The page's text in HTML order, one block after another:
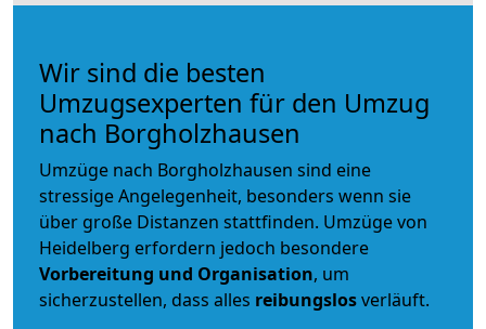
Wir sind die besten
Umzugsexperten für den Umzug
nach Borgholzhausen
Umzüge nach Borgholzhausen sind eine
stressige Angelegenheit, besonders wenn sie
über große Distanzen stattfinden. Umzüge von
Heidelberg erfordern jedoch besondere
Vorbereitung und Organisation, um
sicherzustellen, dass alles reibungslosverläuft.